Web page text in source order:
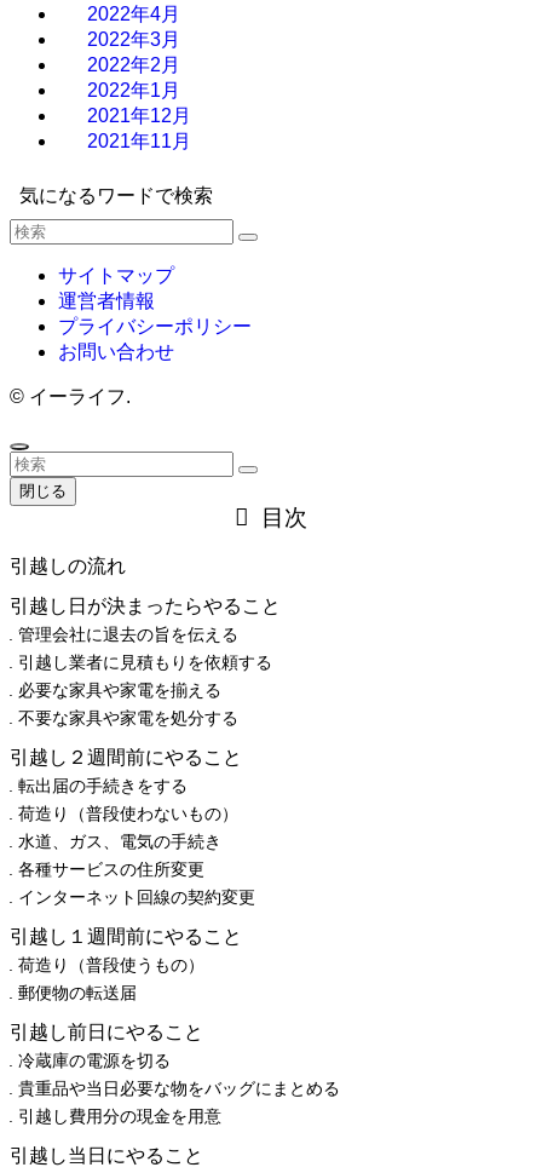
2022年4月
2022年3月
2022年2月
2022年1月
2021年12月
2021年11月
気になるワードで検索
サイトマップ
運営者情報
プライバシーポリシー
お問い合わせ
© イーライフ.
閉じる
目次
引越しの流れ
引越し日が決まったらやること
管理会社に退去の旨を伝える
引越し業者に見積もりを依頼する
必要な家具や家電を揃える
不要な家具や家電を処分する
引越し２週間前にやること
転出届の手続きをする
荷造り（普段使わないもの）
水道、ガス、電気の手続き
各種サービスの住所変更
インターネット回線の契約変更
引越し１週間前にやること
荷造り（普段使うもの）
郵便物の転送届
引越し前日にやること
冷蔵庫の電源を切る
貴重品や当日必要な物をバッグにまとめる
引越し費用分の現金を用意
引越し当日にやること